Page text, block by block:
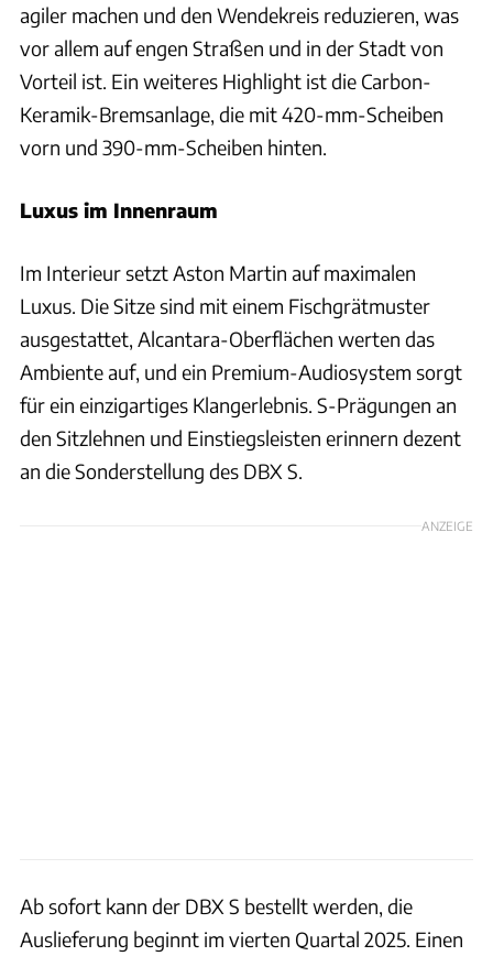
agiler machen und den Wendekreis reduzieren, was
vor allem auf engen Straßen und in der Stadt von
Vorteil ist. Ein weiteres Highlight ist die Carbon-
Keramik-Bremsanlage, die mit 420-mm-Scheiben
vorn und 390-mm-Scheiben hinten.
Luxus im Innenraum
Im Interieur setzt Aston Martin auf maximalen
Luxus. Die Sitze sind mit einem Fischgrätmuster
ausgestattet, Alcantara-Oberflächen werten das
Ambiente auf, und ein Premium-Audiosystem sorgt
für ein einzigartiges Klangerlebnis. S-Prägungen an
den Sitzlehnen und Einstiegsleisten erinnern dezent
an die Sonderstellung des DBX S.
ANZEIGE
Ab sofort kann der DBX S bestellt werden, die
Auslieferung beginnt im vierten Quartal 2025. Einen